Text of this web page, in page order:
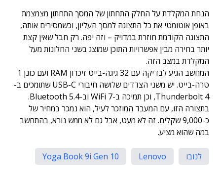
הנחת המקלדת על החלק התחתון של המסך התחתון מצמצמת
באופן אוטומטי את כל התצוגה למסך העליון, וכשמסירים אותה,
התצוגה הקודמת חוזרת במדויק – וזה יפה. רק חבל שאין קצת
יותר בחירה מבין אפשרויות התוכן שמוצג בשני החלונות מעל
המקלדת במצב הזה.
המחשב הגיע לבדיקה עם 32 גיגה-בייט זיכרון RAM ועם כונן 1
טרה-בייט. יש משני הצדדים שלושה חיבורי USB-C שתומכים ב-
Thunderbolt 4, וכן תמיכה ב-WiFi 7 וב-Bluetooth 5.4.
בתצורה הזו, עם המעבד המוזכר לעיל, הוא נמכר במחיר של
כ-9,000 שקלים. זה לא מעט, אבל גם לא ממש נורא, בהתחשב
במה שהוא מציע.
לנובו Lenovo
Yoga Book 9i Gen 10